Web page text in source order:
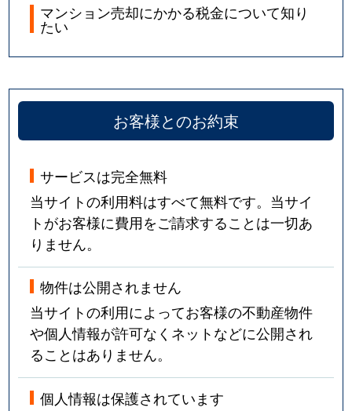
マンション売却にかかる税金について知り
たい
お客様とのお約束
サービスは完全無料
当サイトの利用料はすべて無料です。当サイ
トがお客様に費用をご請求することは一切あ
りません。
物件は公開されません
当サイトの利用によってお客様の不動産物件
や個人情報が許可なくネットなどに公開され
ることはありません。
個人情報は保護されています